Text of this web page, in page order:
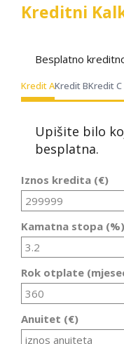
Kreditni
Besplatno
Kredit AKredit BKredit C
Upišite bilo
besplatna.
Iznos kredita (€)
Kamatna stopa (%)
Rok otplate
Anuitet (€)